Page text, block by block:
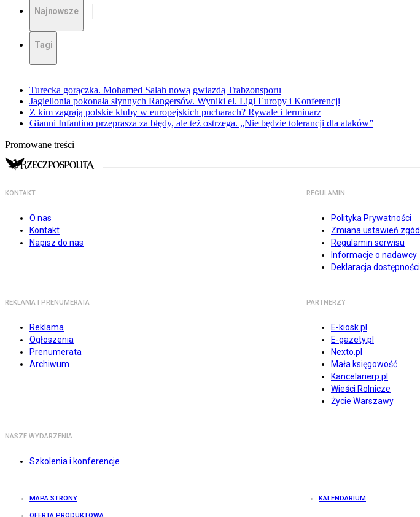
Najnowsze
Tagi
Turecka gorączka. Mohamed Salah nową gwiazdą Trabzonsporu
Jagiellonia pokonała słynnych Rangersów. Wyniki el. Ligi Europy i Konferencji
Z kim zagrają polskie kluby w europejskich pucharach? Rywale i terminarz
Gianni Infantino przeprasza za błędy, ale też ostrzega. „Nie będzie tolerancji dla ataków”
Promowane treści
KONTAKT
O nas
Kontakt
Napisz do nas
REGULAMIN
Polityka Prywatności
Zmiana ustawień zgód
Regulamin serwisu
Informacje o nadawcy
Deklaracja dostępności
REKLAMA I PRENUMERATA
Reklama
Ogłoszenia
Prenumerata
Archiwum
PARTNERZY
E-kiosk.pl
E-gazety.pl
Nexto.pl
Mała księgowość
Kancelarierp.pl
Wieści Rolnicze
Życie Warszawy
NASZE WYDARZENIA
Szkolenia i konferencje
MAPA STRONY KALENDARIUM